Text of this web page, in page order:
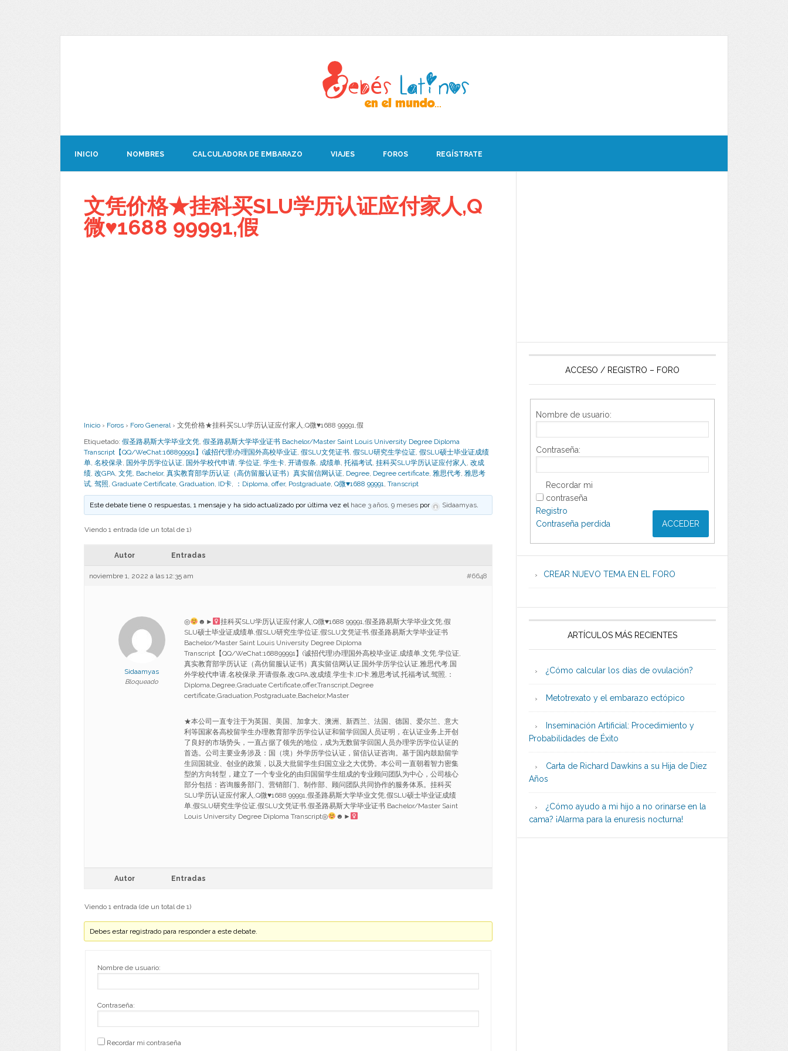
INICIO NOMBRES CALCULADORA DE EMBARAZO VIAJES FOROS REGÍSTRATE
文凭价格★挂科买SLU学历认证应付家人,Q
微♥1688 99991,假
Inicio › Foros › Foro General › 文凭价格★挂科买SLU学历认证应付家人,Q微♥1688 99991,假
Etiquetado: 假圣路易斯大学毕业文凭, 假圣路易斯大学毕业证书 Bachelor/Master Saint Louis University Degree Diploma
Transcript【QQ/WeChat:168899991】(诚招代理)办理国外高校毕业证, 假SLU文凭证书, 假SLU研究生学位证, 假SLU硕士毕业证成绩
单, 名校保录, 国外学历学位认证, 国外学校代申请, 学位证, 学生卡, 开请假条, 成绩单, 托福考试, 挂科买SLU学历认证应付家人 , 改成
绩, 改GPA, 文凭, Bachelor, 真实教育部学历认证（高仿留服认证书）真实留信网认证, Degree, Degree certificate, 雅思代考, 雅思考
试, 驾照, Graduate Certificate, Graduation, ID卡, ：Diploma, offer, Postgraduate, Q微♥1688 99991, Transcript
Este debate tiene 0 respuestas, 1 mensaje y ha sido actualizado por última vez el hace 3 años, 9 meses por Sidaamyas.
Viendo 1 entrada (de un total de 1)
Autor Entradas
noviembre 1, 2022 a las 12:35 am #6648
Sidaamyas
Bloqueado
◎ ☻► 挂科买SLU学历认证应付家人,Q微♥1688 99991,假圣路易斯大学毕业文凭,假
SLU硕士毕业证成绩单,假SLU研究生学位证,假SLU文凭证书,假圣路易斯大学毕业证书
Bachelor/Master Saint Louis University Degree Diploma
Transcript【QQ/WeChat:168899991】(诚招代理)办理国外高校毕业证,成绩单,文凭,学位证,
真实教育部学历认证（高仿留服认证书）真实留信网认证,国外学历学位认证,雅思代考,国
外学校代申请,名校保录,开请假条,改GPA,改成绩,学生卡,ID卡,雅思考试,托福考试,驾照,：
Diploma,Degree,Graduate Certificate,offer,Transcript,Degree
certificate,Graduation,Postgraduate,Bachelor,Master
★本公司一直专注于为英国、美国、加拿大、澳洲、新西兰、法国、德国、爱尔兰、意大
利等国家各高校留学生办理教育部学历学位认证和留学回国人员证明，在认证业务上开创
了良好的市场势头，一直占据了领先的地位，成为无数留学回国人员办理学历学位认证的
首选。公司主要业务涉及：国（境）外学历学位认证，留信认证咨询。基于国内鼓励留学
生回国就业、创业的政策，以及大批留学生归国立业之大优势。本公司一直朝着智力密集
型的方向转型，建立了一个专业化的由归国留学生组成的专业顾问团队为中心，公司核心
部分包括：咨询服务部门、营销部门、制作部、顾问团队共同协作的服务体系。挂科买
SLU学历认证应付家人,Q微♥1688 99991,假圣路易斯大学毕业文凭,假SLU硕士毕业证成绩
单,假SLU研究生学位证,假SLU文凭证书,假圣路易斯大学毕业证书 Bachelor/Master Saint
Louis University Degree Diploma Transcript◎
☻►
Autor Entradas
Viendo 1 entrada (de un total de 1)
Debes estar registrado para responder a este debate.
Nombre de usuario:
Contraseña:
Recordar mi contraseña
ACCESO / REGISTRO – FORO
Nombre de usuario:
Contraseña:
Recordar mi
contraseña
ACCEDER
Registro
Contraseña perdida
CREAR NUEVO TEMA EN EL FORO
ARTÍCULOS MÁS RECIENTES
¿Cómo calcular los días de ovulación?
Metotrexato y el embarazo ectópico
Inseminación Artificial: Procedimiento y
Probabilidades de Éxito
Carta de Richard Dawkins a su Hija de Diez
Años
¿Cómo ayudo a mi hijo a no orinarse en la
cama? ¡Alarma para la enuresis nocturna!